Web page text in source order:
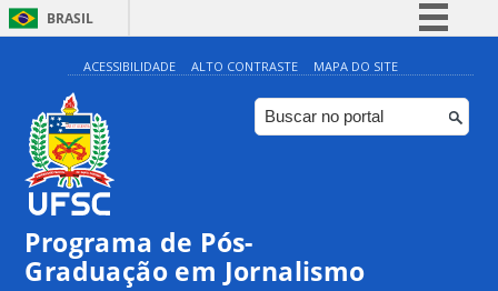
BRASIL
Simplifique!
Comunica BR
Participe
ACESSIBILIDADE ALTO CONTRASTE MAPA DO SITE
Programa de Pós-
Graduação em Jornalismo